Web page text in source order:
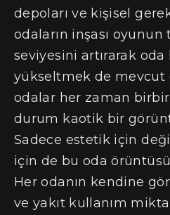
depoları ve kişisel
odaların inşası
seviyesini artırarak
yükseltmek de mevcut
odalar her zaman
durum kaotik bir
Sadece estetik için
için de bu oda
Her odanın kendine
ve yakıt kullanım